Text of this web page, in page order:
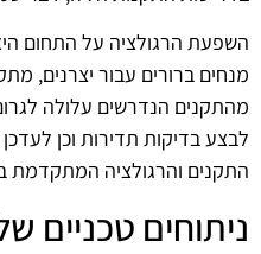
השפעת הרגולציה על התחום
מנחים ברורים עבור יצרנים,
מהתקנים הנדרשים עלולה
לבצע בדיקות תדירות וכן
התקנים והרגולציה המתקדמת
ניתוחים טכניים